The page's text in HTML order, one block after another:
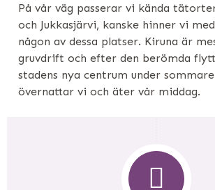
På vår väg passerar vi kända
och Jukkasjärvi, kanske hinner vi
någon av dessa platser. Kiruna är
gruvdrift och efter den berömda
stadens nya centrum under
övernattar vi och äter vår middag.